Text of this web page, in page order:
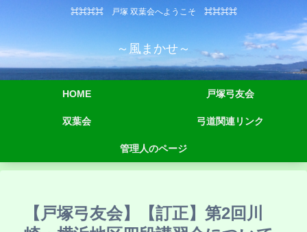
⌘⌘⌘⌘ 戸塚 双葉会へようこそ ⌘⌘⌘⌘
～風まかせ～
HOME 戸塚弓友会
双葉会 弓道関連リンク
管理人のページ
【戸塚弓友会】【訂正】第2回川